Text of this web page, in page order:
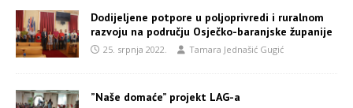
Dodijeljene potpore u poljoprivredi i ruralnom
razvoju na području Osječko-baranjske županije
25. srpnja 2022. Tamara Jednašić Gugić
”Naše domaće” projekt LAG-a